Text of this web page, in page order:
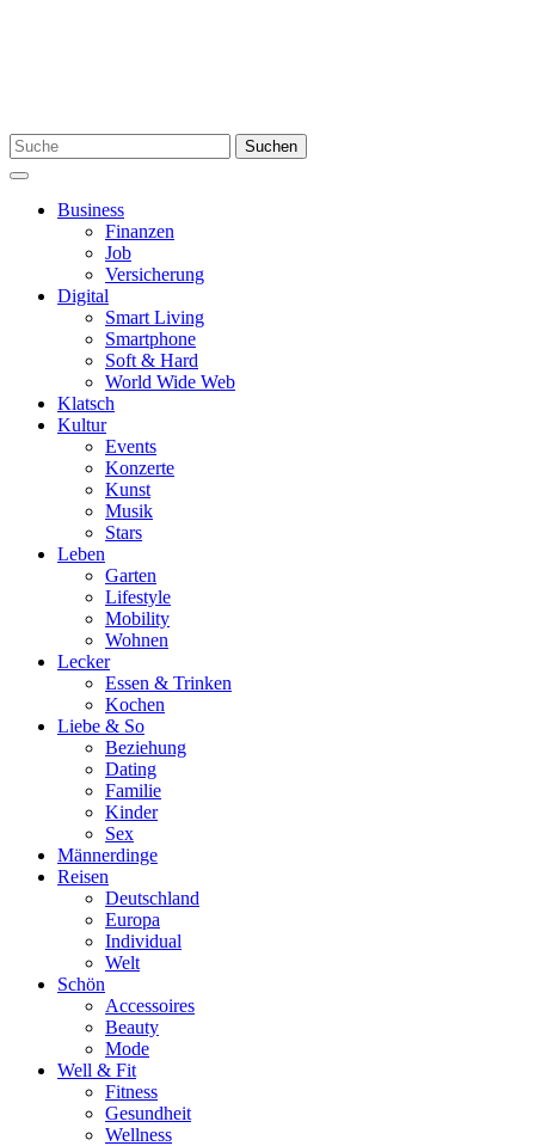
Search
for:
Suchen
Menu
Business
Finanzen
Job
Versicherung
Digital
Smart Living
Smartphone
Soft & Hard
World Wide Web
Klatsch
Kultur
Events
Konzerte
Kunst
Musik
Stars
Leben
Garten
Lifestyle
Mobility
Wohnen
Lecker
Essen & Trinken
Kochen
Liebe & So
Beziehung
Dating
Familie
Kinder
Sex
Männerdinge
Reisen
Deutschland
Europa
Individual
Welt
Schön
Accessoires
Beauty
Mode
Well & Fit
Fitness
Gesundheit
Wellness